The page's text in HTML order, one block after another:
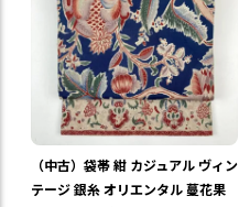
（中古）袋帯 紺 カジュアル ヴィン
テージ 銀糸 オリエンタル 蔓花果